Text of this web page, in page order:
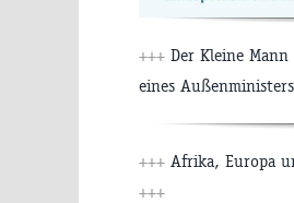
+++ Der Kleine Mann
eines Außenministers
+++ Afrika, Europa
+++